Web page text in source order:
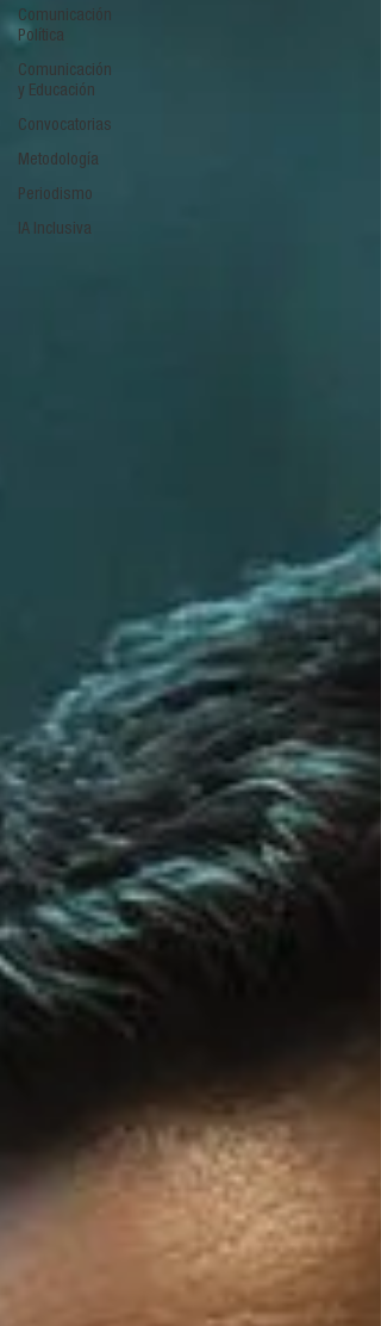
Comunicación
Política
Comunicación
y Educación
Convocatorias
Metodología
Periodismo
IA Inclusiva